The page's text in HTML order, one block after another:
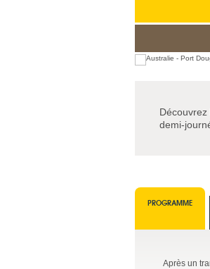
demi-
PROGRAMME
Après un